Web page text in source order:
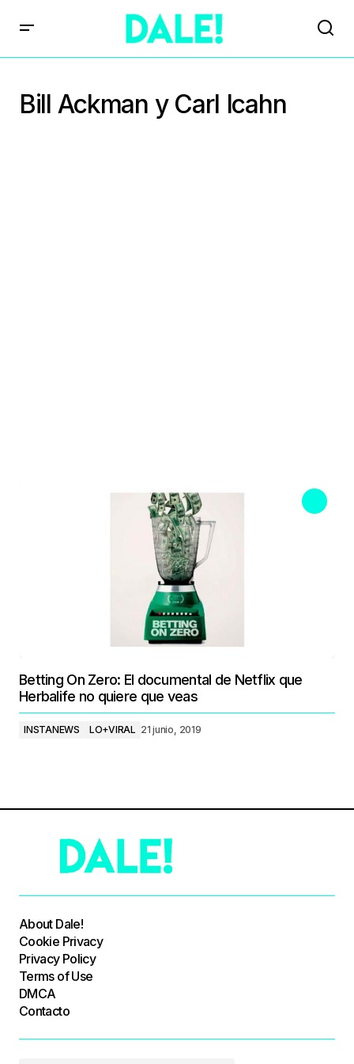
Bill Ackman y Carl Icahn
Betting On Zero: El documental de Netflix que
Herbalife no quiere que veas
INSTANEWS LO+VIRAL 21 junio, 2019
About Dale!
Cookie Privacy
Privacy Policy
Terms of Use
DMCA
Contacto